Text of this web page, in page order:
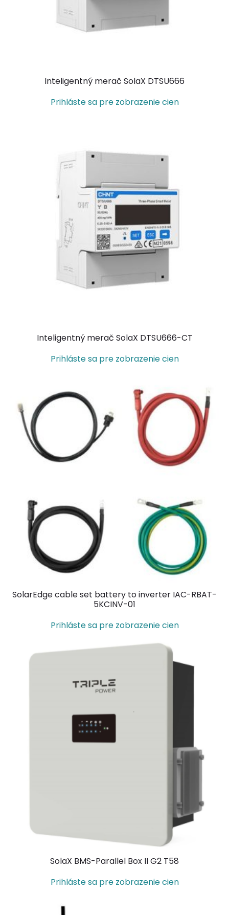
Inteligentný merač SolaX DTSU666
Prihláste sa pre zobrazenie cien
Inteligentný merač SolaX DTSU666-CT
Prihláste sa pre zobrazenie cien
SolarEdge cable set battery to inverter IAC-RBAT-
5KCINV-01
Prihláste sa pre zobrazenie cien
SolaX BMS-Parallel Box II G2 T58
Prihláste sa pre zobrazenie cien